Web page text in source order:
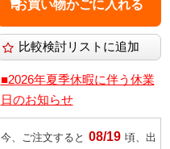
■2026年夏季休暇に伴う休業
日のお知らせ
今、ご注文すると 08/19 頃、出